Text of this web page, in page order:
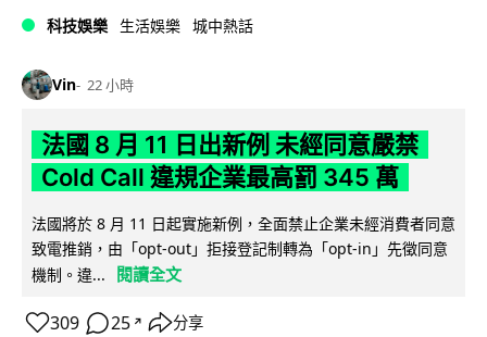
科技娛樂 生活娛樂 城中熱話
Vin 22 小時
法國 8 月 11 日出新例 未經同意嚴禁
Cold Call 違規企業最高罰 345 萬
法國將於 8 月 11 日起實施新例，全面禁止企業未經消費者同意
致電推銷，由「opt-out」拒接登記制轉為「opt-in」先徵同意
機制。違...
閱讀全文
309 25 ↗ 分享